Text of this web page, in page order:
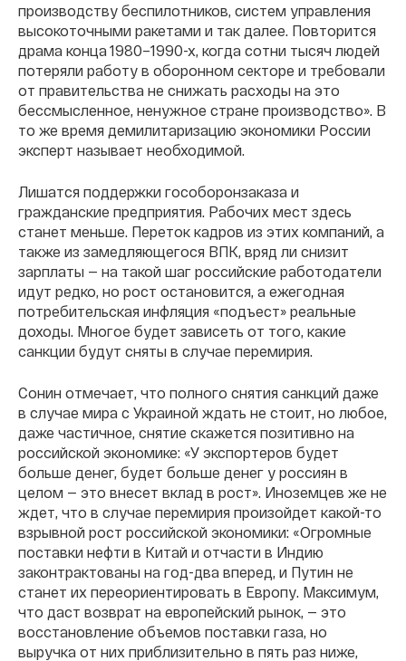
производству беспилотников, систем управления
высокоточными ракетами и так далее. Повторится
драма конца 1980–1990-х, когда сотни тысяч людей
потеряли работу в оборонном секторе и требовали
от правительства не снижать расходы на это
бессмысленное, ненужное стране производство». В
то же время демилитаризацию экономики России
эксперт называет необходимой.
Лишатся поддержки гособоронзаказа и
гражданские предприятия. Рабочих мест здесь
станет меньше. Переток кадров из этих компаний, а
также из замедляющегося ВПК, вряд ли снизит
зарплаты — на такой шаг российские работодатели
идут редко, но рост остановится, а ежегодная
потребительская инфляция «подъест» реальные
доходы. Многое будет зависеть от того, какие
санкции будут сняты в случае перемирия.
Сонин отмечает, что полного снятия санкций даже
в случае мира с Украиной ждать не стоит, но любое,
даже частичное, снятие скажется позитивно на
российской экономике: «У экспортеров будет
больше денег, будет больше денег у россиян в
целом — это внесет вклад в рост». Иноземцев же не
ждет, что в случае перемирия произойдет какой-то
взрывной рост российской экономики: «Огромные
поставки нефти в Китай и отчасти в Индию
законтрактованы на год-два вперед, и Путин не
станет их переориентировать в Европу. Максимум,
что даст возврат на европейский рынок, — это
восстановление объемов поставки газа, но
выручка от них приблизительно в пять раз ниже,